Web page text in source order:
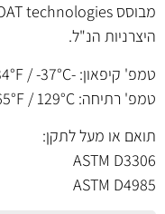
היצרניות הנ"ל.
טמפ' קיפאון: -34°F / -37°C
טמפ' רתיחה: 265°F / 129°C
תואם או מעל לתקן:
ASTM D3306
ASTM D4985